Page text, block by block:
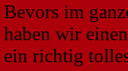
Bevors im
haben wir
ein richtig